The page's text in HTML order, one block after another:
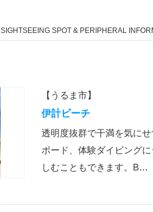
SIGHTSEEING SPOT & PERIPHERAL
【うるま市】
伊計ビーチ
透明度抜群で干満を気に
ボード、体験ダイビング
しむこともできます。B…